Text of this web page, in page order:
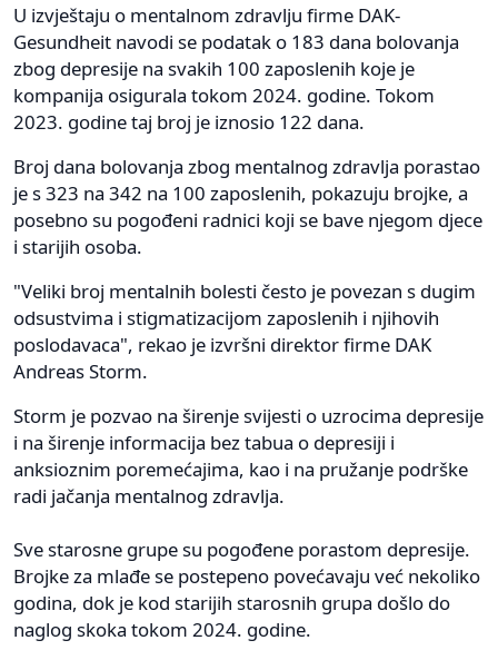
U izvještaju o mentalnom zdravlju firme DAK-
Gesundheit navodi se podatak o 183 dana bolovanja
zbog depresije na svakih 100 zaposlenih koje je
kompanija osigurala tokom 2024. godine. Tokom
2023. godine taj broj je iznosio 122 dana.
Broj dana bolovanja zbog mentalnog zdravlja porastao
je s 323 na 342 na 100 zaposlenih, pokazuju brojke, a
posebno su pogođeni radnici koji se bave njegom djece
i starijih osoba.
"Veliki broj mentalnih bolesti često je povezan s dugim
odsustvima i stigmatizacijom zaposlenih i njihovih
poslodavaca", rekao je izvršni direktor firme DAK
Andreas Storm.
Storm je pozvao na širenje svijesti o uzrocima depresije
i na širenje informacija bez tabua o depresiji i
anksioznim poremećajima, kao i na pružanje podrške
radi jačanja mentalnog zdravlja.
Sve starosne grupe su pogođene porastom depresije.
Brojke za mlađe se postepeno povećavaju već nekoliko
godina, dok je kod starijih starosnih grupa došlo do
naglog skoka tokom 2024. godine.